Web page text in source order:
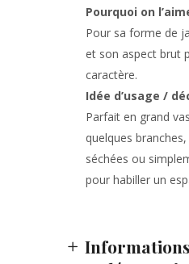
Pourquoi on
Pour sa forme de
et son aspect brut
caractère.
Idée d’usage /
Parfait en grand
quelques
séchées ou
pour habiller un
Informations